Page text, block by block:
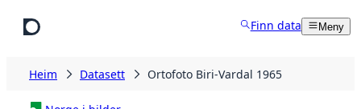
Finn data Meny
Heim Datasett Ortofoto Biri-Vardal 1965